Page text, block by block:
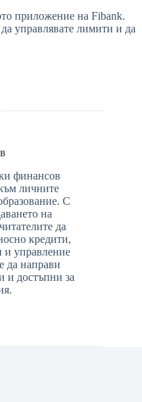
приложение на Fibank.
управлявате лимити и да
финансов
личните
С
на
да
кредити,
и управление
да направи
и достъпни за